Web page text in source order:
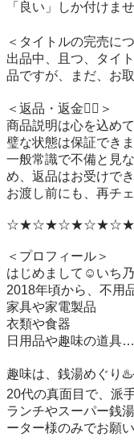
「良い」しか付けま
＜タイトルの完売に
出品中、且つ、タイ
品ですが、まだ、お
＜返品・返金🙇‍♀️＞
商品説明は心を込め
璧な状態は保証できま
一般常識で不備と見
め、返品はお受けで
お渡し前にも、再チ
＜プロフィール＞
はじめまして☺️いち
2018年頃から、不用
家具や家電製品
衣類や食器
日用品や趣味の道具
趣味は、銭湯めぐり
20代の真面目で、派
ランチやスーパー銭
ーター様のみでお願